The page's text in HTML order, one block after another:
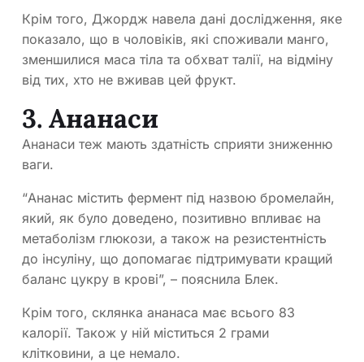
Крім того, Джордж навела дані дослідження, яке
показало, що в чоловіків, які споживали манго,
зменшилися маса тіла та обхват талії, на відміну
від тих, хто не вживав цей фрукт.
3. Ананаси
Ананаси теж мають здатність сприяти зниженню
ваги.
“Ананас містить фермент під назвою бромелайн,
який, як було доведено, позитивно впливає на
метаболізм глюкози, а також на резистентність
до інсуліну, що допомагає підтримувати кращий
баланс цукру в крові”, – пояснила Блек.
Крім того, склянка ананаса має всього 83
калорії. Також у ній міститься 2 грами
клітковини, а це немало.